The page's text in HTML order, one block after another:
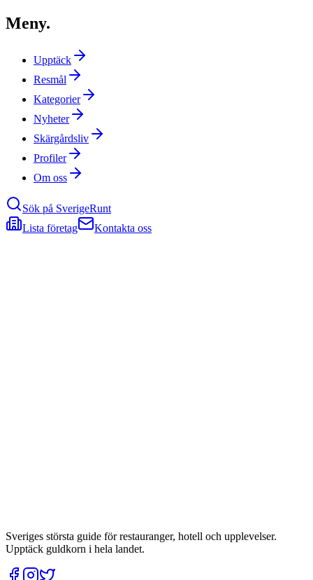
Meny.
Upptäck
Resmål
Kategorier
Nyheter
Skärgårdsliv
Profiler
Om oss
Sök på SverigeRunt
Lista företag
Kontakta oss
Sveriges största guide för restauranger, hotell och upplevelser.
Upptäck guldkorn i hela landet.